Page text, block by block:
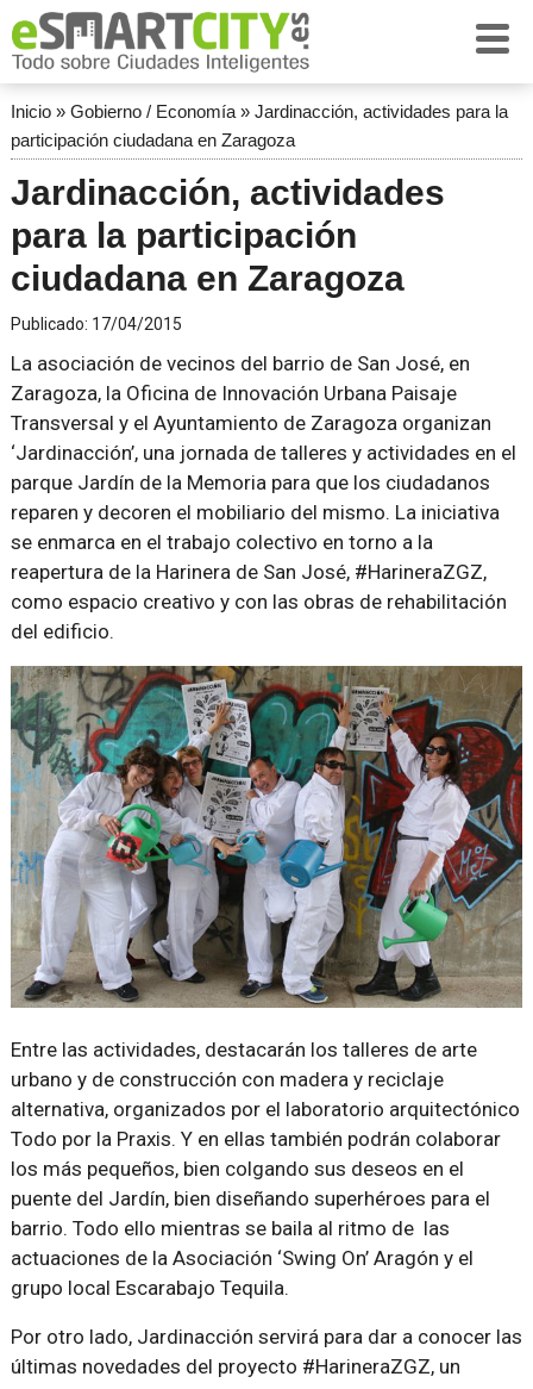
Inicio» Gobierno / Economía» Jardinacción, actividades para la
participación ciudadana en Zaragoza
Jardinacción, actividades
para la participación
ciudadana en Zaragoza
Publicado: 17/04/2015
La asociación de vecinos del barrio de San José, en
Zaragoza, la Oficina de Innovación Urbana Paisaje
Transversal y el Ayuntamiento de Zaragoza organizan
‘Jardinacción’, una jornada de talleres y actividades en el
parque Jardín de la Memoria para que los ciudadanos
reparen y decoren el mobiliario del mismo. La iniciativa
se enmarca en el trabajo colectivo en torno a la
reapertura de la Harinera de San José, #HarineraZGZ,
como espacio creativo y con las obras de rehabilitación
del edificio.
Entre las actividades, destacarán los talleres de arte
urbano y de construcción con madera y reciclaje
alternativa, organizados por el laboratorio arquitectónico
Todo por la Praxis. Y en ellas también podrán colaborar
los más pequeños, bien colgando sus deseos en el
puente del Jardín, bien diseñando superhéroes para el
barrio. Todo ello mientras se baila al ritmo de las
actuaciones de la Asociación ‘Swing On’ Aragón y el
grupo local Escarabajo Tequila.
Por otro lado, Jardinacción servirá para dar a conocer las
últimas novedades del proyecto #HarineraZGZ, un